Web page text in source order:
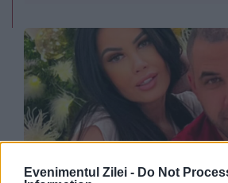
Evenimentul Zilei - Do Not